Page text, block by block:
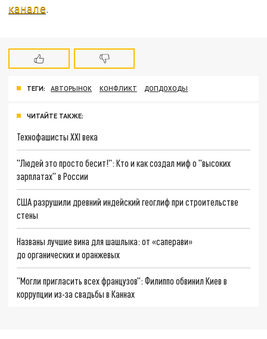
канале.
ТЕГИ: АВТОРЫНОК КОНФЛИКТ ДОПДОХОДЫ
ЧИТАЙТЕ ТАКЖЕ:
Технофашисты XXI века
"Людей это просто бесит!": Кто и как создал миф о "высоких
зарплатах" в России
США разрушили древний индейский геоглиф при строительстве
стены
Названы лучшие вина для шашлыка: от «саперави»
до органических и оранжевых
"Могли пригласить всех французов": Филиппо обвинил Киев в
коррупции из-за свадьбы в Каннах